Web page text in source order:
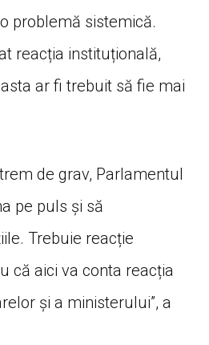
problemă sistemică.
reacția instituțională,
ar fi trebuit să fie mai
de grav, Parlamentul
pe puls și să
Trebuie reacție
că aici va conta reacția
și a ministerului”, a